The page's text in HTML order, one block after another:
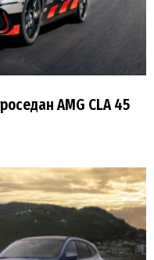
AMG CLA 45